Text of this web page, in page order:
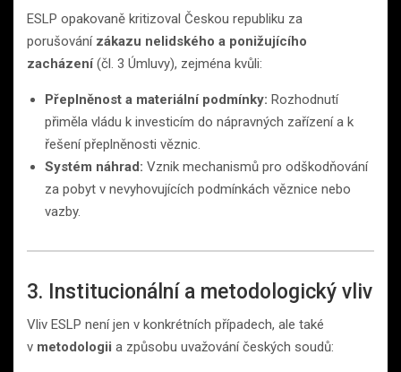
ESLP opakovaně kritizoval Českou republiku za
porušování zákazu nelidského a ponižujícího
zacházení(čl. 3 Úmluvy), zejména kvůli:
Přeplněnost a materiální podmínky: Rozhodnutí
přiměla vládu k investicím do nápravných zařízení a k
řešení přeplněnosti věznic.
Systém náhrad: Vznik mechanismů pro odškodňování
za pobyt v nevyhovujících podmínkách věznice nebo
vazby.
3. Institucionální a metodologický vliv
Vliv ESLP není jen v konkrétních případech, ale také
v metodologii a způsobu uvažování českých soudů: